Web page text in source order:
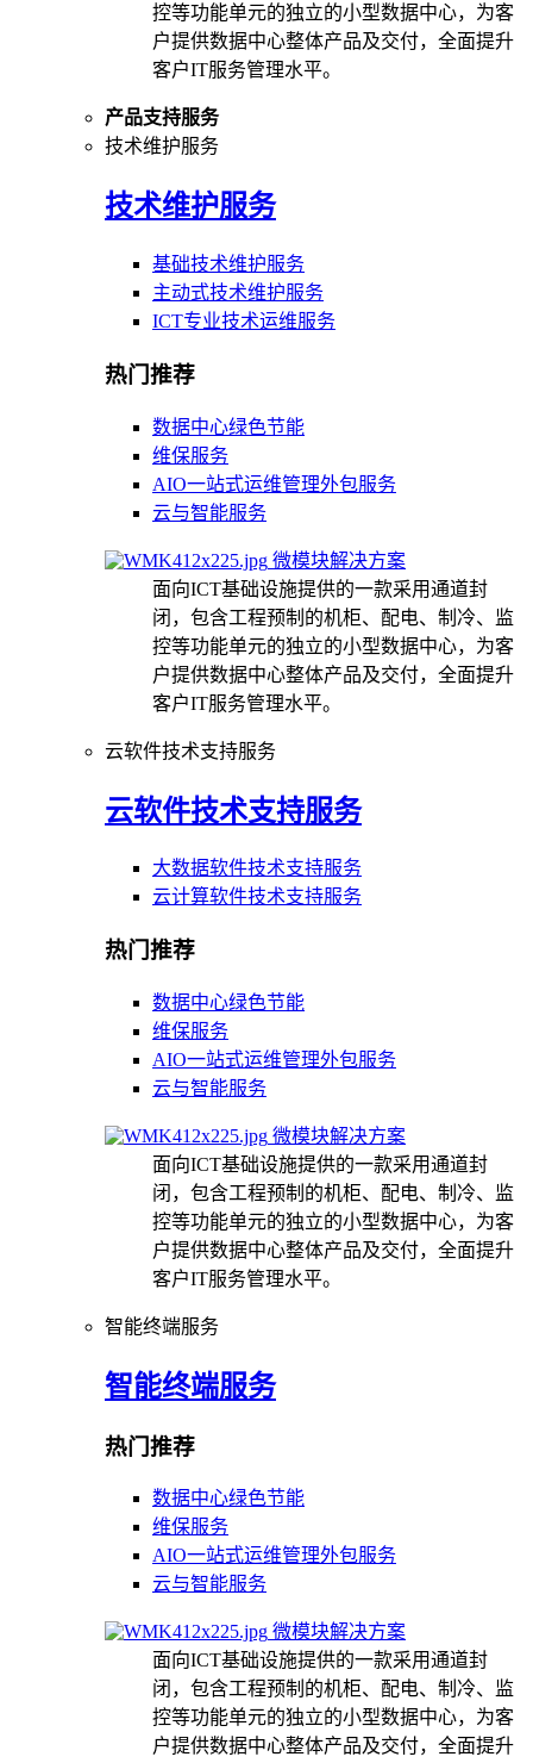
控等功能单元的独立的小型数据中心，为客
户提供数据中心整体产品及交付，全面提升
客户IT服务管理水平。
产品支持服务
技术维护服务
技术维护服务
基础技术维护服务
主动式技术维护服务
ICT专业技术运维服务
热门推荐
数据中心绿色节能
维保服务
AIO一站式运维管理外包服务
云与智能服务
微模块解决方案
面向ICT基础设施提供的一款采用通道封
闭，包含工程预制的机柜、配电、制冷、监
控等功能单元的独立的小型数据中心，为客
户提供数据中心整体产品及交付，全面提升
客户IT服务管理水平。
云软件技术支持服务
云软件技术支持服务
大数据软件技术支持服务
云计算软件技术支持服务
热门推荐
数据中心绿色节能
维保服务
AIO一站式运维管理外包服务
云与智能服务
微模块解决方案
面向ICT基础设施提供的一款采用通道封
闭，包含工程预制的机柜、配电、制冷、监
控等功能单元的独立的小型数据中心，为客
户提供数据中心整体产品及交付，全面提升
客户IT服务管理水平。
智能终端服务
智能终端服务
热门推荐
数据中心绿色节能
维保服务
AIO一站式运维管理外包服务
云与智能服务
微模块解决方案
面向ICT基础设施提供的一款采用通道封
闭，包含工程预制的机柜、配电、制冷、监
控等功能单元的独立的小型数据中心，为客
户提供数据中心整体产品及交付，全面提升